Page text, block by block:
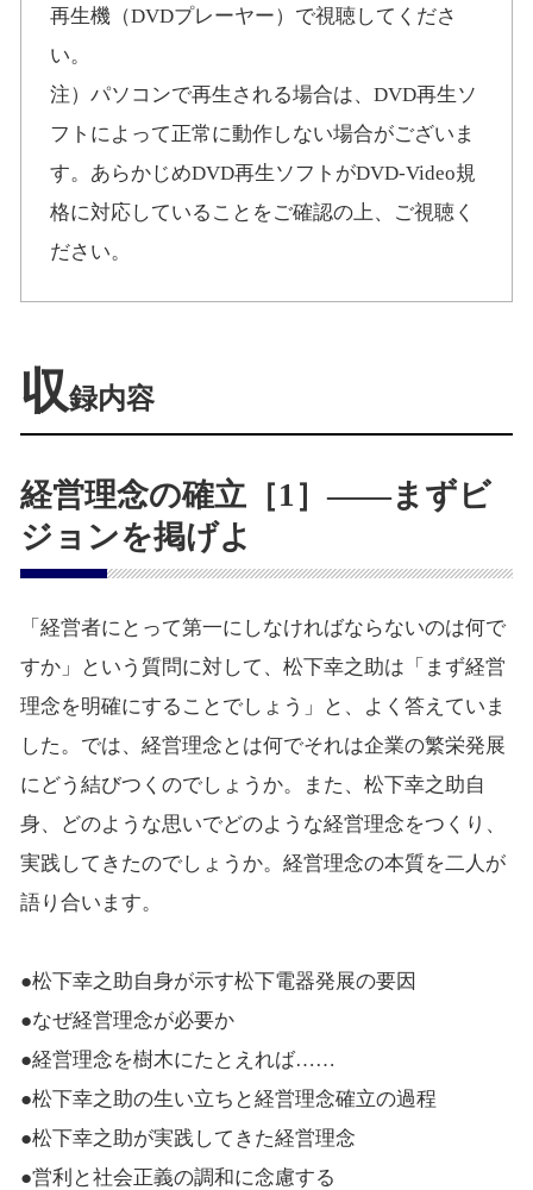
再生機（DVDプレーヤー）で視聴してくださ
い。
注）パソコンで再生される場合は、DVD再生ソ
フトによって正常に動作しない場合がございま
す。あらかじめDVD再生ソフトがDVD-Video規
格に対応していることをご確認の上、ご視聴く
ださい。
収録内容
経営理念の確立［1］――まずビ
ジョンを掲げよ
「経営者にとって第一にしなければならないのは何で
すか」という質問に対して、松下幸之助は「まず経営
理念を明確にすることでしょう」と、よく答えていま
した。では、経営理念とは何でそれは企業の繁栄発展
にどう結びつくのでしょうか。また、松下幸之助自
身、どのような思いでどのような経営理念をつくり、
実践してきたのでしょうか。経営理念の本質を二人が
語り合います。
●松下幸之助自身が示す松下電器発展の要因
●なぜ経営理念が必要か
●経営理念を樹木にたとえれば……
●松下幸之助の生い立ちと経営理念確立の過程
●松下幸之助が実践してきた経営理念
●営利と社会正義の調和に念慮する